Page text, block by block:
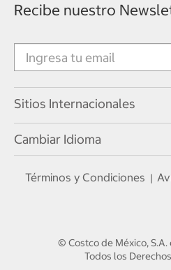
Recibe nuestro
Sitios Internacionales
Cambiar Idioma
Términos y Condiciones |
© Costco de México, S.A.
Todos los